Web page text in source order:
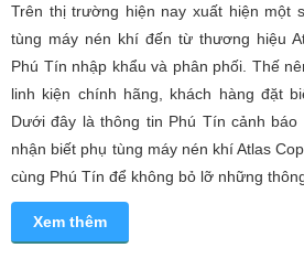
Trên thị trường hiện nay xuất hiện một
tùng máy nén khí đến từ thương hiệu
Phú Tín nhập khẩu và phân phối. Thế
linh kiện chính hãng, khách hàng đặt
Dưới đây là thông tin Phú Tín cảnh
nhận biết phụ tùng máy nén khí Atlas
cùng Phú Tín để không bỏ lỡ những
Xem thêm